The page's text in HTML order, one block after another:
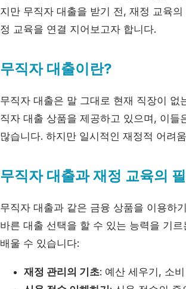
지만 무직자 대출을 받기 전, 재정 교육
정 교육을 연결 지어보고자 합니다.
무직자 대출이란?
무직자 대출은 말 그대로 현재 직장이
직자 대출 상품을 제공하고 있으며, 이
많습니다. 하지만 일시적인 재정적 어려
무직자 대출과 재정 교육의
무직자 대출과 같은 금융 상품을 이용하
바른 대출 선택을 할 수 있는 능력을 기
배울 수 있습니다:
재정 관리의 기초: 예산 세우기, 소